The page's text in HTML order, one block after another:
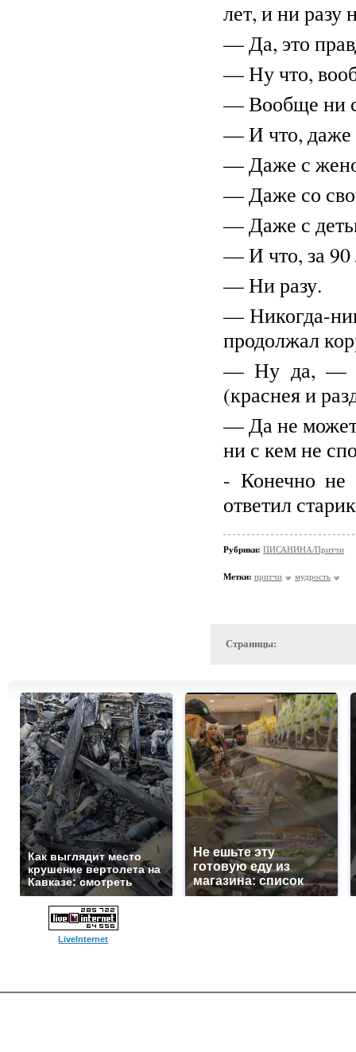
лет, и ни разу
— Да, это
— Ну что,
— Вообще ни
— И что, даже
— Даже с
— Даже со
— Даже с
— И что, за 90
— Ни разу.
— Никогда-
продолжал
— Ну да, —
(краснея и
— Да не может
ни с кем не
- Конечно не
ответил
Рубрики: ПИСАНИНА/Притчи
Метки: притчи мудрость
Страницы:
Как выглядит место
крушение вертолета на
Кавказе: смотреть
Не ешьте эту
готовую еду из
магазина: список
LiveInternet